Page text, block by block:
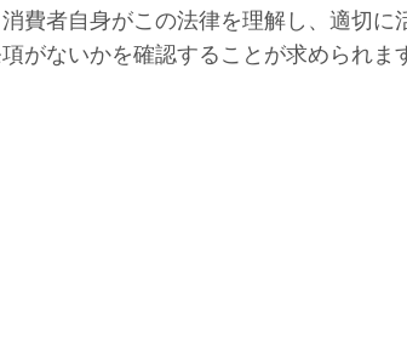
費者自身がこの法律を理解し、適切
がないかを確認することが求められ